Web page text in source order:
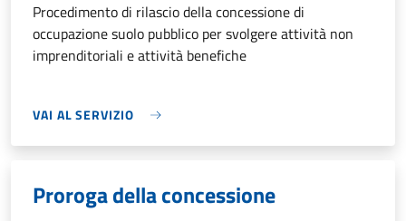
Procedimento di rilascio della concessione di
occupazione suolo pubblico per svolgere attività non
imprenditoriali e attività benefiche
VAI AL SERVIZIO
Proroga della concessione